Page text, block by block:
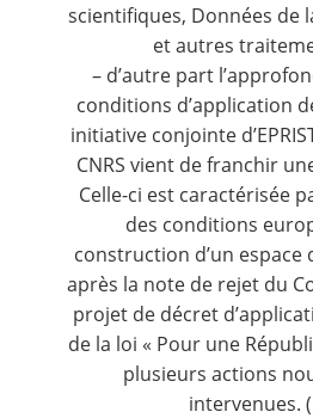
scientifiques, Données de
et autres
– d’autre part
conditions d’application
initiative conjointe
CNRS vient de franchir
Celle-ci est caractérisée
des conditions
construction d’un espace
après la note de rejet du
projet de décret
de la loi « Pour une
plusieurs actions
intervenues.